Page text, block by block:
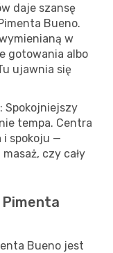
daje szansę
Bueno.
w
gotowania albo
ujawnia się
: Spokojniejszy
tempa. Centra
i spokoju —
czy cały
Bueno jest